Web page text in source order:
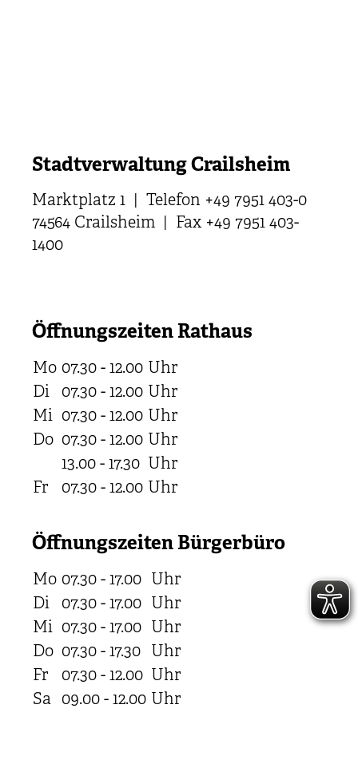
Stadtverwaltung Crailsheim
Marktplatz 1 | Telefon +49 7951 403-0
74564 Crailsheim | Fax +49 7951 403-
1400
Öffnungszeiten Rathaus
Mo 07.30 - 12.00 Uhr
Di
07.30 - 12.00 Uhr
Mi 07.30 - 12.00 Uhr
Do 07.30 - 12.00 Uhr
13.00 - 17.30 Uhr
Fr
07.30 - 12.00 Uhr
Öffnungszeiten Bürgerbüro
Mo 07.30 - 17.00 Uhr
Di
07.30 - 17.00 Uhr
Mi 07.30 - 17.00 Uhr
Do 07.30 - 17.30 Uhr
Fr
07.30 - 12.00 Uhr
Sa 09.00 - 12.00 Uhr